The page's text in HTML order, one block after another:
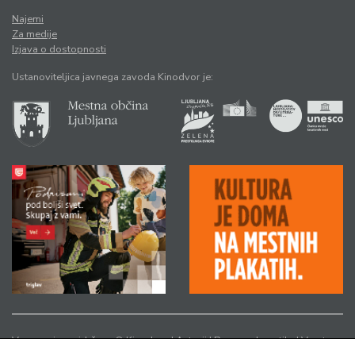
Najemi
Za medije
Izjava o dostopnosti
Ustanoviteljica javnega zavoda Kinodvor je: